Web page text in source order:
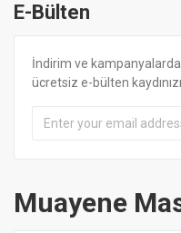
E-Bülten
İndirim ve
ücretsiz e-bülten
Muayene